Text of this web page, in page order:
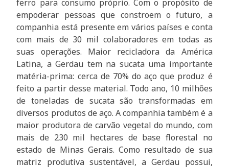
ferro para consumo próprio. Com o propósito de
empoderar pessoas que constroem o futuro, a
companhia está presente em vários países e conta
com mais de 30 mil colaboradores em todas as
suas operações. Maior recicladora da América
Latina, a Gerdau tem na sucata uma importante
matéria-prima: cerca de 70% do aço que produz é
feito a partir desse material. Todo ano, 10 milhões
de toneladas de sucata são transformadas em
diversos produtos de aço. A companhia também é a
maior produtora de carvão vegetal do mundo, com
mais de 230 mil hectares de base florestal no
estado de Minas Gerais. Como resultado de sua
matriz produtiva sustentável, a Gerdau possui,